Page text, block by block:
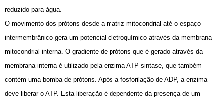
reduzido para água.
O movimento dos prótons desde a matriz mitocondrial até o espaço
intermembrânico gera um potencial eletroquímico através da membrana
mitocondrial interna. O gradiente de prótons que é gerado através da
membrana interna é utilizado pela enzima ATP sintase, que também
contém uma bomba de prótons. Após a fosforilação de ADP, a enzima
deve liberar o ATP. Esta liberação é dependente da presença de um